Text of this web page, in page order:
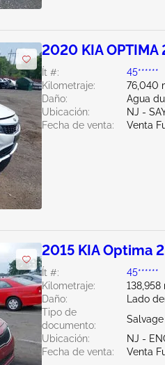
2020 KIA OPTIMA
Ít #:
45******
Kilometraje:
76,040
Daño:
Agua
Ubicación:
NJ -
Fecha de venta:
Venta
2015 KIA Optima
Ít #:
45******
Kilometraje:
138,958
Daño:
Lado
Tipo de
documento:
Ubicación:
NJ -
Fecha de venta:
Venta